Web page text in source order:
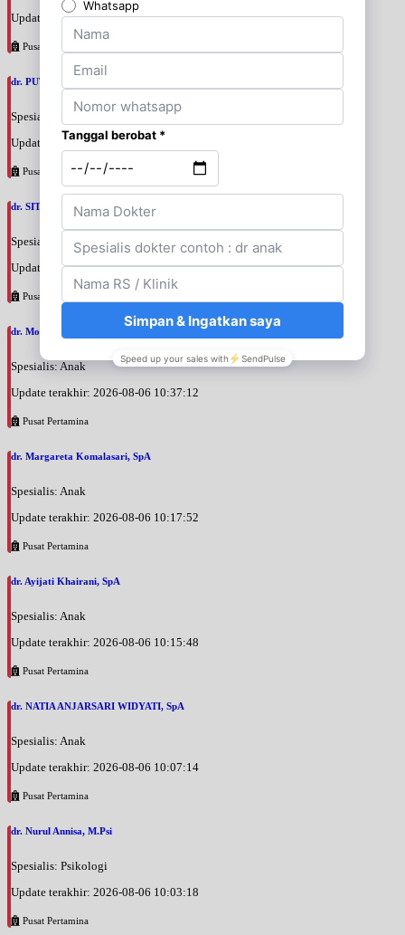
Update terakhir: 2026-08-06 10:46:34
Pusat Pertamina
dr. PUTRI WIDIANTIKA WIDARTO, SpA
Spesialis: Anak
Update terakhir: 2026-08-06 10:43:44
Pusat Pertamina
dr. SITI BUDIATI WIDYASTUTI, SpA
Spesialis: Anak
Update terakhir: 2026-08-06 10:40:06
Pusat Pertamina
dr. Moelyono, SpA
Spesialis: Anak
Update terakhir: 2026-08-06 10:37:12
Pusat Pertamina
dr. Margareta Komalasari, SpA
Spesialis: Anak
Update terakhir: 2026-08-06 10:17:52
Pusat Pertamina
dr. Ayijati Khairani, SpA
Spesialis: Anak
Update terakhir: 2026-08-06 10:15:48
Pusat Pertamina
dr. NATIA ANJARSARI WIDYATI, SpA
Spesialis: Anak
Update terakhir: 2026-08-06 10:07:14
Pusat Pertamina
dr. Nurul Annisa, M.Psi
Spesialis: Psikologi
Update terakhir: 2026-08-06 10:03:18
Pusat Pertamina